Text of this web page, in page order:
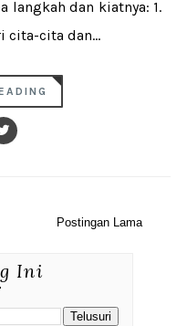
langkah dan kiatnya: 1.
cita-cita dan...
Postingan Lama
Ini